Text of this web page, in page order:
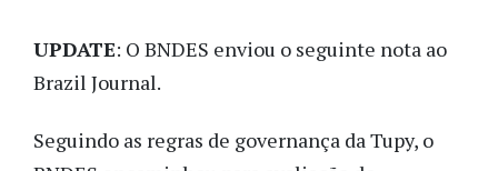
UPDATE: O BNDES enviou o seguinte nota ao
Brazil Journal.
Seguindo as regras de governança da Tupy, o